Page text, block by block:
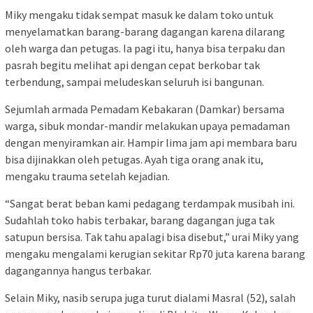
Miky mengaku tidak sempat masuk ke dalam toko untuk
menyelamatkan barang-barang dagangan karena dilarang
oleh warga dan petugas. Ia pagi itu, hanya bisa terpaku dan
pasrah begitu melihat api dengan cepat berkobar tak
terbendung, sampai meludeskan seluruh isi bangunan.
Sejumlah armada Pemadam Kebakaran (Damkar) bersama
warga, sibuk mondar-mandir melakukan upaya pemadaman
dengan menyiramkan air. Hampir lima jam api membara baru
bisa dijinakkan oleh petugas. Ayah tiga orang anak itu,
mengaku trauma setelah kejadian.
“Sangat berat beban kami pedagang terdampak musibah ini.
Sudahlah toko habis terbakar, barang dagangan juga tak
satupun bersisa. Tak tahu apalagi bisa disebut,” urai Miky yang
mengaku mengalami kerugian sekitar Rp70 juta karena barang
dagangannya hangus terbakar.
Selain Miky, nasib serupa juga turut dialami Masral (52), salah